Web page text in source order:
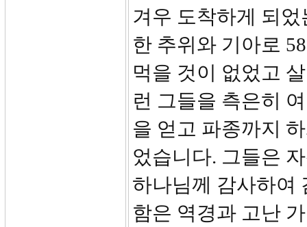
겨우 도착하게 되
한 추위와 기아로
먹을 것이 없었고
런 그들을 측은히
을 얻고 파종까지
었습니다. 그들은
하나님께 감사하여
함은 역경과 고난